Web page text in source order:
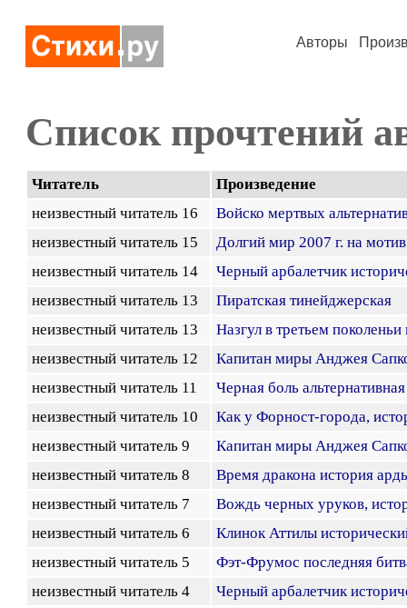
Авторы
Список прочтений
Читатель
Произведение
неизвестный читатель 16
Войско мертвых
неизвестный читатель 15
Долгий мир 2007 г. на
неизвестный читатель 14
Черный арбалетчик
неизвестный читатель 13
Пиратская тинейджерская
неизвестный читатель 13
Назгул в третьем
неизвестный читатель 12
Капитан миры Анджея
неизвестный читатель 11
Черная боль
неизвестный читатель 10
Как у Форност-города,
неизвестный читатель 9
Капитан миры Анджея
неизвестный читатель 8
Время дракона история
неизвестный читатель 7
Вождь черных уруков,
неизвестный читатель 6
Клинок Аттилы
неизвестный читатель 5
Фэт-Фрумос последняя
неизвестный читатель 4
Черный арбалетчик